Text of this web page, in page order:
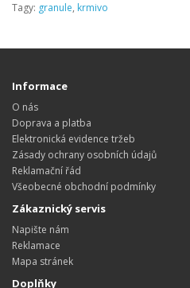
Tagy: granule, krmivo
Informace
O nás
Doprava a platba
Elektronická evidence tržeb
Zásady ochrany osobních údajů
Reklamační řád
Všeobecné obchodní podmínky
Zákaznický servis
Napište nám
Reklamace
Mapa stránek
Doplňky